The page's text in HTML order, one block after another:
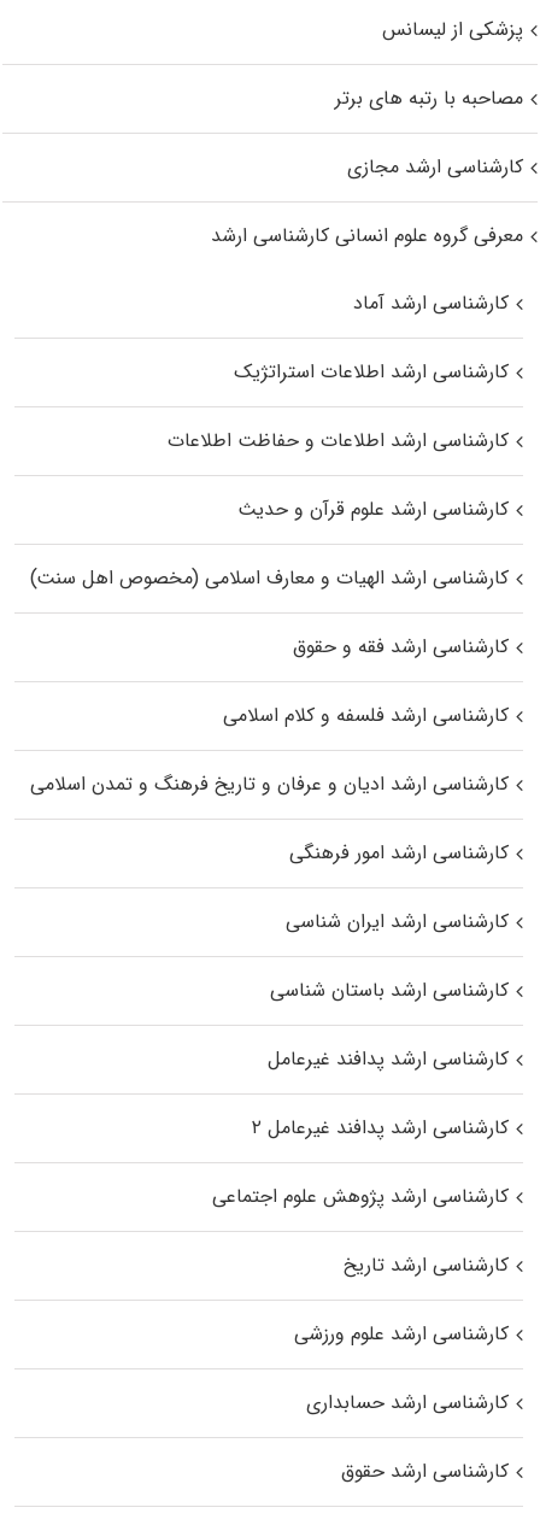
پزشکی از لیسانس
مصاحبه با رتبه های برتر
کارشناسی ارشد مجازی
معرفی گروه علوم انسانی کارشناسی ارشد
کارشناسی ارشد آماد
کارشناسی ارشد اطلاعات استراتژیک
کارشناسی ارشد اطلاعات و حفاظت اطلاعات
کارشناسی ارشد علوم قرآن و حدیث
کارشناسی ارشد الهیات و معارف اسلامی (مخصوص اهل سنت)
کارشناسی ارشد فقه و حقوق
کارشناسی ارشد فلسفه و کلام اسلامی
کارشناسی ارشد ادیان و عرفان و تاریخ فرهنگ و تمدن اسلامی
کارشناسی ارشد امور فرهنگی
کارشناسی ارشد ایران شناسی
کارشناسی ارشد باستان شناسی
کارشناسی ارشد پدافند غیرعامل
کارشناسی ارشد پدافند غیرعامل ۲
کارشناسی ارشد پژوهش علوم اجتماعی
کارشناسی ارشد تاریخ
کارشناسی ارشد علوم ورزشی
کارشناسی ارشد حسابداری
کارشناسی ارشد حقوق